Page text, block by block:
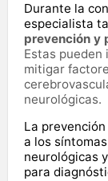
Durante la
especialista
prevención y
Estas pueden
mitigar
neurológicas.
La
a los
neurológicas
para